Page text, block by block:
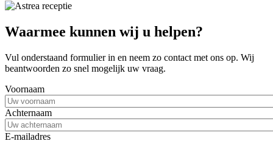
Waarmee kunnen wij u helpen?
Vul onderstaand formulier in en neem zo contact met ons op. Wij
beantwoorden zo snel mogelijk uw vraag.
Voornaam
Achternaam
E-mailadres